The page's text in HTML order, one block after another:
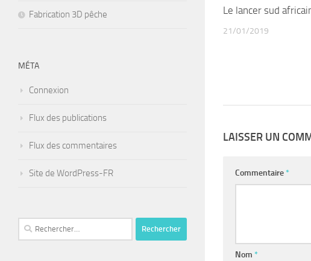
Le lancer sud
21/01/2019
LAISSER UN
Commentaire *
Nom *
Fabrication 3D pêche
MÉTA
Connexion
Flux des publications
Flux des commentaires
Site de WordPress-FR
Rechercher :